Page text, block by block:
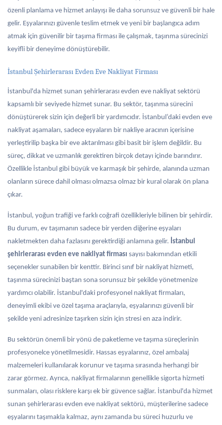
özenli planlama ve hizmet anlayışı ile daha sorunsuz ve güvenli bir hale
gelir. Eşyalarınızı güvenle teslim etmek ve yeni bir başlangıca adım
atmak için güvenilir bir taşıma firması ile çalışmak, taşınma sürecinizi
keyifli bir deneyime dönüştürebilir.
İstanbul Şehirlerarası Evden Eve Nakliyat Firması
İstanbul'da hizmet sunan şehirlerarası evden eve nakliyat sektörü
kapsamlı bir seviyede hizmet sunar. Bu sektör, taşınma sürecini
dönüştürerek sizin için değerli bir yardımcıdır. İstanbul’daki evden eve
nakliyat aşamaları, sadece eşyaların bir nakliye aracının içerisine
yerleştirilip başka bir eve aktarılması gibi basit bir işlem değildir. Bu
süreç, dikkat ve uzmanlık gerektiren birçok detayı içinde barındırır.
Özellikle İstanbul gibi büyük ve karmaşık bir şehirde, alanında uzman
olanların sürece dahil olması olmazsa olmaz bir kural olarak ön plana
çıkar.
İstanbul, yoğun trafiği ve farklı coğrafi özellikleriyle bilinen bir şehirdir.
Bu durum, ev taşımanın sadece bir yerden diğerine eşyaları
nakletmekten daha fazlasını gerektirdiği anlamına gelir. İstanbul
şehirlerarası evden eve nakliyat firması sayısı bakımından etkili
seçenekler sunabilen bir kenttir. Birinci sınıf bir nakliyat hizmeti,
taşınma sürecinizi baştan sona sorunsuz bir şekilde yönetmenize
yardımcı olabilir. İstanbul'daki profesyonel nakliyat firmaları,
deneyimli ekibi ve özel taşıma araçlarıyla, eşyalarınızı güvenli bir
şekilde yeni adresinize taşırken sizin için stresi en aza indirir.
Bu sektörün önemli bir yönü de paketleme ve taşıma süreçlerinin
profesyonelce yönetilmesidir. Hassas eşyalarınız, özel ambalaj
malzemeleri kullanılarak korunur ve taşıma sırasında herhangi bir
zarar görmez. Ayrıca, nakliyat firmalarının genellikle sigorta hizmeti
sunmaları, olası risklere karşı ek bir güvence sağlar. İstanbul'da hizmet
sunan şehirlerarası evden eve nakliyat sektörü, müşterilerine sadece
eşyalarını taşımakla kalmaz, aynı zamanda bu süreci huzurlu ve